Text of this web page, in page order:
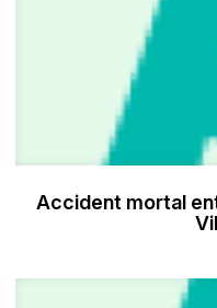
Accident mortal